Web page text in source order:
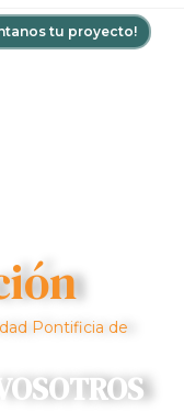
tu proyecto!
Pontificia de